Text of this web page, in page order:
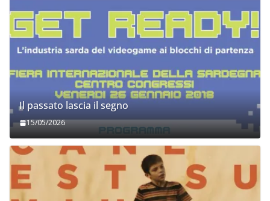
Il passato lascia il segno
15/05/2026